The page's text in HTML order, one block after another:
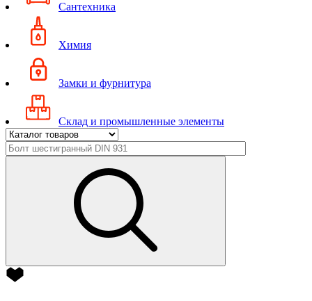
Сантехника
Химия
Замки и фурнитура
Склад и промышленные элементы